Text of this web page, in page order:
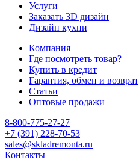
Услуги
Заказать 3D дизайн
Дизайн кухни
Компания
Где посмотреть товар?
Купить в кредит
Гарантия, обмен и возврат
Статьи
Оптовые продажи
8-800-775-27-27
+7 (391) 228-70-53
sales@skladremonta.ru
Контакты